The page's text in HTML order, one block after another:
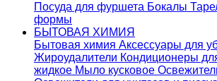
Посуда для фуршета Бокалы
формы
БЫТОВАЯ ХИМИЯ
Бытовая химия Аксессуары для
Жироудалители Кондиционеры
жидкое Мыло кусковое